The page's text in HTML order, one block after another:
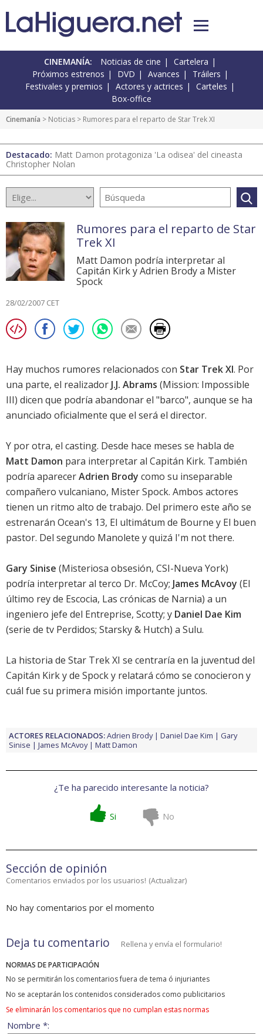
CINEMANÍA: Noticias de cine
Cartelera
Próximos estrenos
DVD Avances
Tráilers
Festivales y premios
Actores y actrices
Carteles
Box-office
Cinemanía > Noticias > Rumores para el reparto de Star Trek XI
Destacado: Matt Damon protagoniza 'La odisea' del cineasta
Christopher Nolan
Rumores para el reparto de Star
Trek XI
Matt Damon podría interpretar al
Capitán Kirk y Adrien Brody a Mister
Spock
28/02/2007 CET
Hay muchos rumores relacionados con Star Trek XI. Por
una parte, el realizador J.J. Abrams (Mission: Impossible
III) dicen que podría abandonar el "barco", aunque se ha
anunciado oficialmente que el será el director.
Y por otra, el casting. Desde hace meses se habla de
Matt Damon para interpretar al Capitán Kirk. También
podría aparecerAdrien Brody como su inseparable
compañero vulcaniano, Mister Spock. Ambos actores
tienen un ritmo alto de trabajo. Del primero este año se
estrenarán Ocean's 13, El ultimátum de Bourne y El buen
pastor. Del segundo Manolete y quizá I'm not there.
Gary Sinise (Misteriosa obsesión, CSI-Nueva York)
podría interpretar al terco Dr. McCoy; James McAvoy (El
último rey de Escocia, Las crónicas de Narnia) a un
ingeniero jefe del Entreprise, Scotty; y Daniel Dae Kim
(serie de tv Perdidos; Starsky & Hutch) a Sulu.
La historia de Star Trek XI se centraría en la juventud del
Capitán Kirk y de Spock y relatará cómo se conocieron y
cuál fue su primera misión importante juntos.
ACTORES RELACIONADOS:Adrien Brody Daniel Dae Kim
Gary
Sinise
James McAvoy Matt Damon
¿Te ha parecido interesante la noticia?
Si No
Sección de opinión
Comentarios enviados por los usuarios! (Actualizar)
No hay comentarios por el momento
Deja tu comentario Rellena y envía el formulario!
NORMAS DE PARTICIPACIÓN
No se permitirán los comentarios fuera de tema ó injuriantes
No se aceptarán los contenidos considerados como publicitarios
Se eliminarán los comentarios que no cumplan estas normas
Nombre *: